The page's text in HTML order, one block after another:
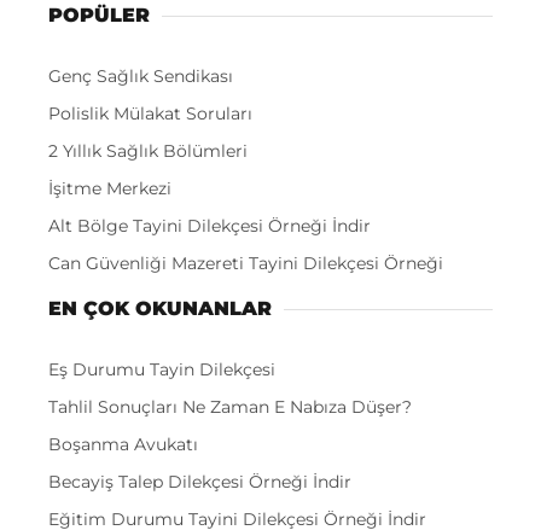
POPÜLER
Genç Sağlık Sendikası
Polislik Mülakat Soruları
2 Yıllık Sağlık Bölümleri
İşitme Merkezi
Alt Bölge Tayini Dilekçesi Örneği İndir
Can Güvenliği Mazereti Tayini Dilekçesi Örneği
EN ÇOK OKUNANLAR
Eş Durumu Tayin Dilekçesi
Tahlil Sonuçları Ne Zaman E Nabıza Düşer?
Boşanma Avukatı
Becayiş Talep Dilekçesi Örneği İndir
Eğitim Durumu Tayini Dilekçesi Örneği İndir